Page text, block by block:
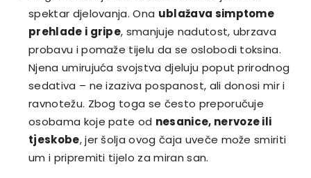
spektar djelovanja. Ona ublažava simptome
prehlade i gripe, smanjuje nadutost, ubrzava
probavu i pomaže tijelu da se oslobodi toksina.
Njena umirujuća svojstva djeluju poput prirodnog
sedativa – ne izaziva pospanost, ali donosi mir i
ravnotežu. Zbog toga se često preporučuje
osobama koje pate od nesanice, nervoze ili
tjeskobe, jer šolja ovog čaja uveče može smiriti
um i pripremiti tijelo za miran san.